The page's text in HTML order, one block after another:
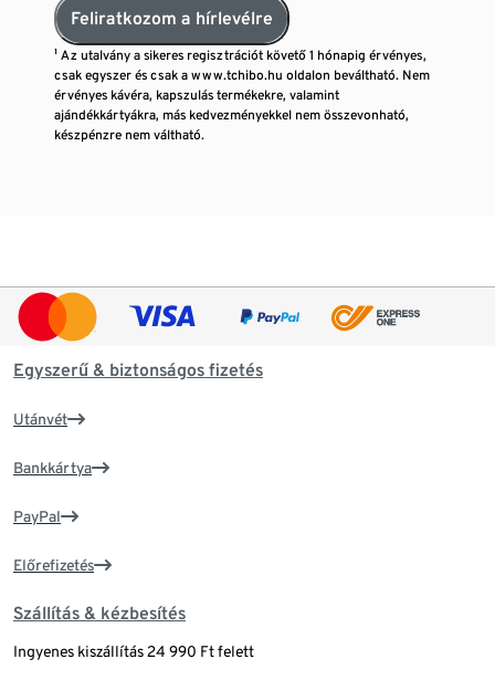
Feliratkozom a hírlevélre
¹ Az utalvány a sikeres regisztrációt követő 1 hónapig érvényes,
csak egyszer és csak a www.tchibo.hu oldalon beváltható. Nem
érvényes kávéra, kapszulás termékekre, valamint
ajándékkártyákra, más kedvezményekkel nem összevonható,
készpénzre nem váltható.
Egyszerű & biztonságos fizetés
Utánvét
Bankkártya
PayPal
Előrefizetés
Szállítás & kézbesítés
Ingyenes kiszállítás 24 990 Ft felett